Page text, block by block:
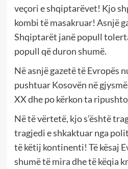
veçori e shqiptarëvet! Kjo
kombi të masakruar! Asnjë
Shqiptarët janë popull
popull që duron shumë.
Në asnjë gazetë të Evropës
pushtuar Kosovën në
XX dhe po kërkon ta
Në të vërtetë, kjo s’është
tragjedi e shkaktuar nga
të këtij kontinenti! Të kësaj
shumë të mira dhe të këqia